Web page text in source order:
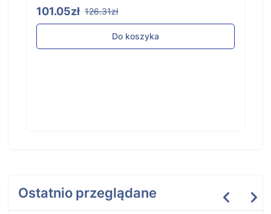
101.05zł 126.31zł
Do koszyka
Ostatnio przeglądane